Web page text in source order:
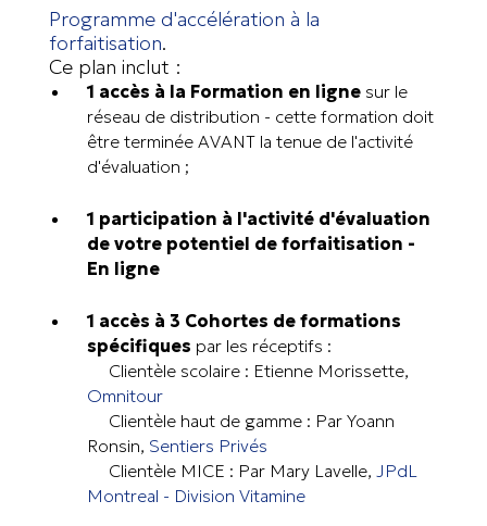
Programme d'accélération à la
forfaitisation.
Ce plan inclut :
1 accès à la Formation en ligne sur le
réseau de distribution - cette formation doit
être terminée AVANT la tenue de l'activité
d'évaluation ;
1 participation à l'activité d'évaluation
de votre potentiel de forfaitisation -
En ligne
1 accès à 3 Cohortes de formations
spécifiques par les réceptifs :
Clientèle scolaire : Etienne Morissette,
Omnitour
Clientèle haut de gamme : Par Yoann
Ronsin, Sentiers Privés
Clientèle MICE : Par Mary Lavelle, JPdL
Montreal - Division Vitamine